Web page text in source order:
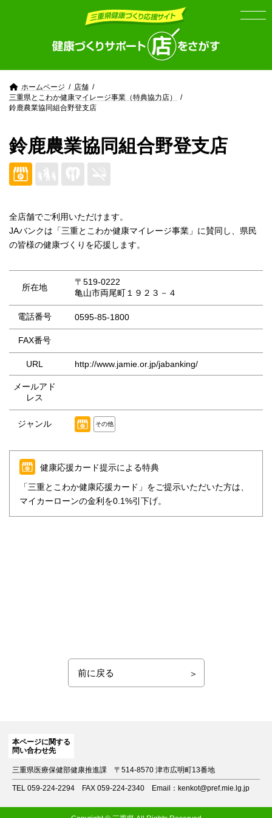
ホームページ
店舗
三重県とこわか健康マイレージ事業（特典協力店）
鈴鹿農業協同組合野登支店
鈴鹿農業協同組合野登支店
全店舗でご利用いただけます。
JAバンクは「三重とこわか健康マイレージ事業」に賛同し、県民
の皆様の健康づくりを応援します。
所在地
〒519-0222
亀山市両尾町１９２３－４
電話番号 0595-85-1800
FAX番号
URL http://www.jamie.or.jp/jabanking/
メールアド
レス
ジャンル その他
健康応援カード提示による特典
「三重とこわか健康応援カード」をご提示いただいた方は、
マイカーローンの金利を0.1%引下げ。
前に戻る
本ページに関する
問い合わせ先
三重県医療保健部健康推進課 〒514-8570 津市広明町13番地
TEL 059-224-2294 FAX 059-224-2340 Email：kenkot@pref.mie.lg.jp